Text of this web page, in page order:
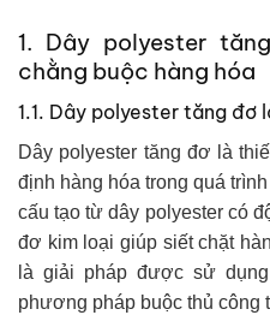
1. Dây polyester
chằng buộc hàng hóa
1.1. Dây polyester tăng đơ
Dây polyester tăng đơ là
định hàng hóa trong quá
cấu tạo từ dây polyester có
đơ kim loại giúp siết chặt
là giải pháp được sử
phương pháp buộc thủ công